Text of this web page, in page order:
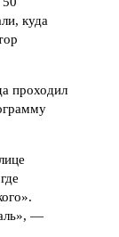
куда
проходил
—